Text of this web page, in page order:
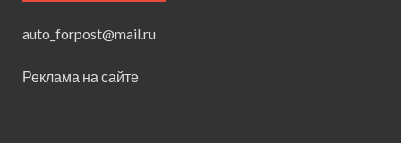
auto_forpost@mail.ru
Реклама на сайте